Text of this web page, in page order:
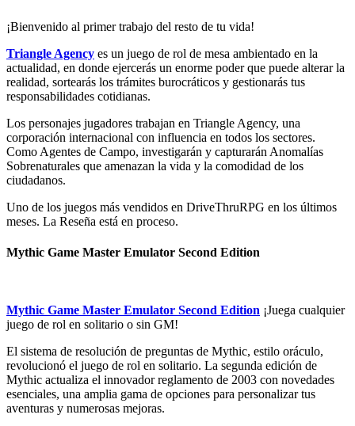
¡Bienvenido al primer trabajo del resto de tu vida!
Triangle Agency es un juego de rol de mesa ambientado en la
actualidad, en donde ejercerás un enorme poder que puede alterar la
realidad, sortearás los trámites burocráticos y gestionarás tus
responsabilidades cotidianas.
Los personajes jugadores trabajan en Triangle Agency, una
corporación internacional con influencia en todos los sectores.
Como Agentes de Campo, investigarán y capturarán Anomalías
Sobrenaturales que amenazan la vida y la comodidad de los
ciudadanos.
Uno de los juegos más vendidos en DriveThruRPG en los últimos
meses. La Reseña está en proceso.
Mythic Game Master Emulator Second Edition
Mythic Game Master Emulator Second Edition ¡Juega cualquier
juego de rol en solitario o sin GM!
El sistema de resolución de preguntas de Mythic, estilo oráculo,
revolucionó el juego de rol en solitario. La segunda edición de
Mythic actualiza el innovador reglamento de 2003 con novedades
esenciales, una amplia gama de opciones para personalizar tus
aventuras y numerosas mejoras.